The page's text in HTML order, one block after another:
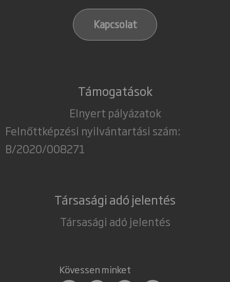
Kapcsolat
Támogatások
Elnyert pályázatok
Felnőttképzési nyilvántartási szám:
B/2020/008271
Társasági adó jelentés
Társasági adó jelentés
Kövessen minket